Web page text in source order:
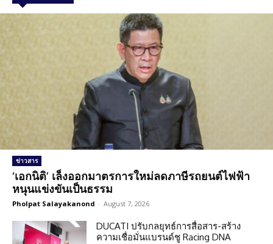
ข่าวสาร
‘เอกนิติ’ เล็งออกมาตรการใหม่ลดภาษีรถยนต์ไฟฟ้า
หนุนแข่งขันเป็นธรรม
Pholpat Salayakanond - August 7, 2026
DUCATI ปรับกลยุทธ์การสื่อสาร-สร้าง
ความเชื่อมั่นแบรนด์ชู Racing DNA